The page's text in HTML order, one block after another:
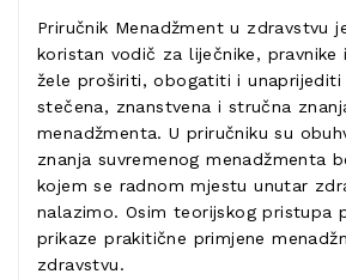
Priručnik Menadžment u zdravstvu
koristan vodič za liječnike, pravnike
žele proširiti, obogatiti i unaprijediti
stečena, znanstvena i stručna
menadžmenta. U priručniku su
znanja suvremenog menadžmenta
kojem se radnom mjestu unutar
nalazimo. Osim teorijskog pristupa
prikaze prakitične primjene
zdravstvu.